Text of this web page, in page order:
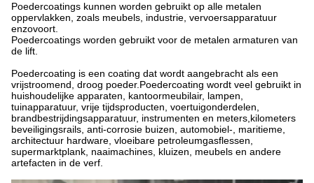
Poedercoatings kunnen worden gebruikt op alle metalen
oppervlakken, zoals meubels, industrie, vervoersapparatuur
enzovoort.
Poedercoatings worden gebruikt voor de metalen armaturen van
de lift.
Poedercoating is een coating dat wordt aangebracht als een
vrijstroomend, droog poeder. Poedercoating wordt veel gebruikt in
huishoudelijke apparaten, kantoormeubilair, lampen,
tuinapparatuur, vrije tijdsproducten, voertuigonderdelen,
brandbestrijdingsapparatuur, instrumenten en meters,kilometers
beveiligingsrails, anti-corrosie buizen, automobiel-, maritieme,
architectuur hardware, vloeibare petroleumgasflessen,
supermarktplank, naaimachines, kluizen, meubels en andere
artefacten in de verf.